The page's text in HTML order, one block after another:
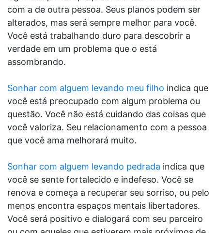
com a de outra pessoa. Seus planos podem ser
alterados, mas será sempre melhor para você.
Você está trabalhando duro para descobrir a
verdade em um problema que o está
assombrando.
Sonhar com alguem levando meu filho indica que
você está preocupado com algum problema ou
questão. Você não está cuidando das coisas que
você valoriza. Seu relacionamento com a pessoa
que você ama melhorará muito.
Sonhar com alguem levando pedrada indica que
você se sente fortalecido e indefeso. Você se
renova e começa a recuperar seu sorriso, ou pelo
menos encontra espaços mentais libertadores.
Você será positivo e dialogará com seu parceiro